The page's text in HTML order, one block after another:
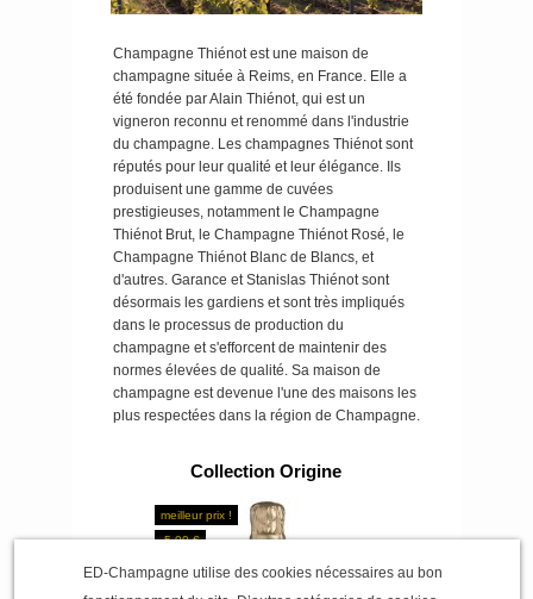
Champagne Thiénot est une maison de
champagne située à Reims, en France. Elle a
été fondée par Alain Thiénot, qui est un
vigneron reconnu et renommé dans l'industrie
du champagne. Les champagnes Thiénot sont
réputés pour leur qualité et leur élégance.
Ils
produisent une gamme de cuvées
prestigieuses, notamment le Champagne
Thiénot Brut, le Champagne Thiénot Rosé, le
Champagne Thiénot Blanc de Blancs, et
d'autres. Garance et Stanislas Thiénot sont
désormais les gardiens et sont très impliqués
dans le processus de production du
champagne et s'efforcent de maintenir des
normes élevées de qualité. Sa maison de
champagne est devenue l'une des maisons les
plus respectées dans la région de Champagne.
Collection Origine
meilleur prix !
-5,00 €
ED-Champagne utilise des cookies nécessaires au bon